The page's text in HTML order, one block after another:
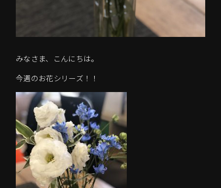
みなさま、こんにちは。
今週のお花シリーズ！！